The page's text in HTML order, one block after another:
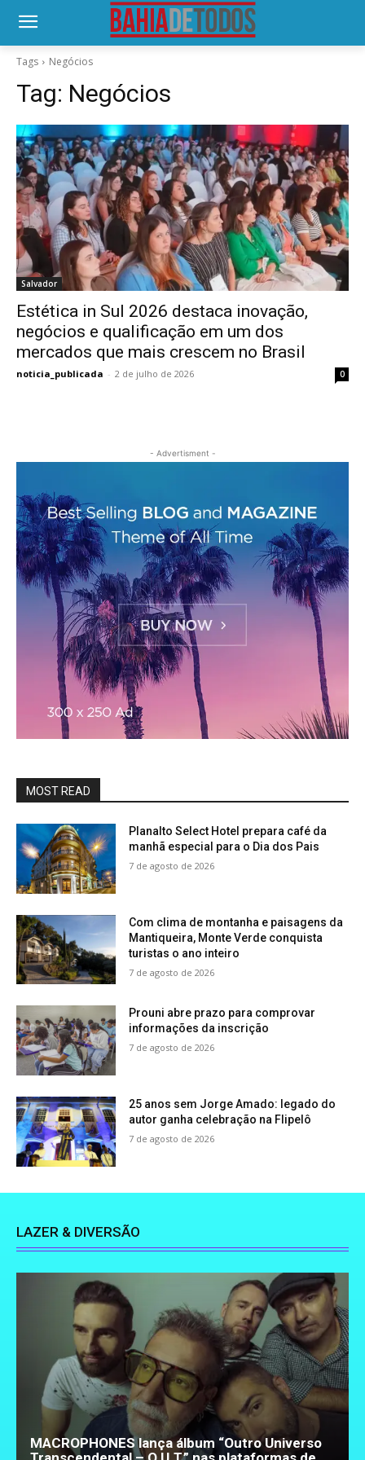
Tags Negócios
Tag: Negócios
Salvador
Estética in Sul 2026 destaca inovação,
negócios e qualificação em um dos
mercados que mais crescem no Brasil
noticia_publicada - 2 de julho de 2026 0
- Advertisment -
MOST READ
Planalto Select Hotel prepara café da
manhã especial para o Dia dos Pais
7 de agosto de 2026
Com clima de montanha e paisagens da
Mantiqueira, Monte Verde conquista
turistas o ano inteiro
7 de agosto de 2026
Prouni abre prazo para comprovar
informações da inscrição
7 de agosto de 2026
25 anos sem Jorge Amado: legado do
autor ganha celebração na Flipelô
7 de agosto de 2026
LAZER & DIVERSÃO
MACROPHONES lança álbum “Outro Universo